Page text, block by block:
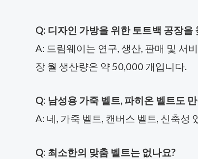
Q: 디자인 가방을 위한 토트백 공장을
A: 드림웨이는 연구, 생산, 판매 및 서
장 월 생산량은 약 50,000 개입니다.
Q: 남성용 가죽 벨트, 파히온 벨트도
A: 네, 가죽 벨트, 캔버스 벨트, 신축성
Q: 최소한의 맞춤 벨트는 없나요?